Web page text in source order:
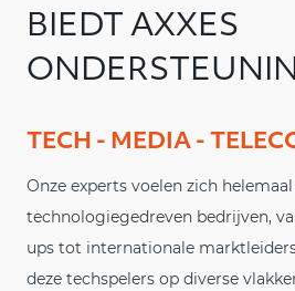
BIEDT AXXES
TECH - MEDIA -
Onze experts voelen zich
technologiegedreven bedrijven,
ups tot internationale
deze techspelers op diverse